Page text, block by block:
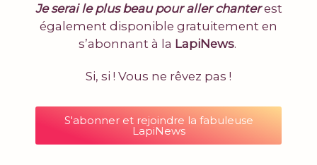
Je serai le plus beau pour aller chanterest
également disponible gratuitement en
s’abonnant à la LapiNews.
Si, si ! Vous ne rêvez pas !
S'abonner et rejoindre la fabuleuse
LapiNews